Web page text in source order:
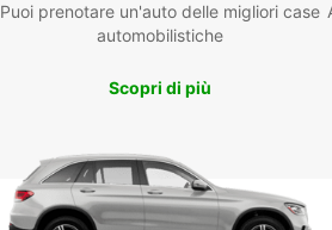
Puoi prenotare un'auto delle migliori case
automobilistiche
Scopri di più